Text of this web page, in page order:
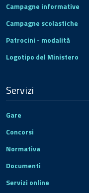
Campagne informative
Campagne scolastiche
Patrocini - modalità
Logotipo del Ministero
Servizi
Gare
Concorsi
Normativa
Documenti
Servizi online